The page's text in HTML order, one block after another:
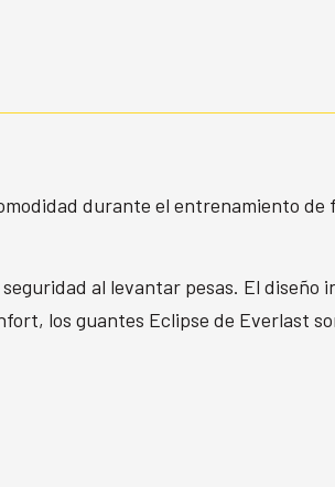
durante el entrenamiento de
al levantar pesas. El diseño
los guantes Eclipse de Everlast